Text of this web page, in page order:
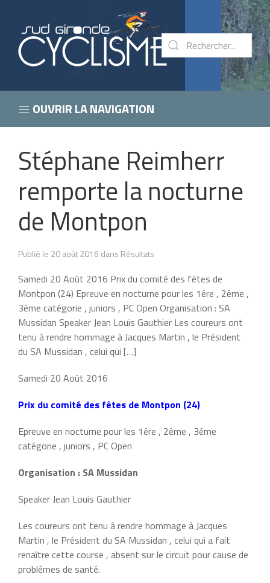
OUVRIR LA NAVIGATION
Stéphane Reimherr
remporte la nocturne
de Montpon
Publié le 20 août 2016 dans Résultats
Samedi 20 Août 2016 Prix du comité des fêtes de
Montpon (24) Epreuve en nocturne pour les 1ére , 2éme ,
3éme catégorie , juniors , PC Open Organisation : SA
Mussidan Speaker Jean Louis Gauthier Les coureurs ont
tenu à rendre hommage à Jacques Martin , le Président
du SA Mussidan , celui qui […]
Samedi 20 Août 2016
Prix du comité des fêtes de Montpon (24)
Epreuve en nocturne pour les 1ére , 2éme , 3éme
catégorie , juniors , PC Open
Organisation : SA Mussidan
Speaker Jean Louis Gauthier
Les coureurs ont tenu à rendre hommage à Jacques
Martin , le Président du SA Mussidan , celui qui a fait
renaître cette course , absent sur le circuit pour cause de
problémes de santé.